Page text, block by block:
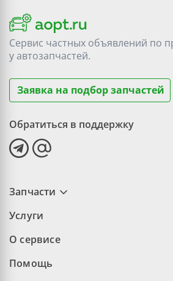
Сервис частных объявлений по
уавтозапчастей.
Заявка на подбор запчастей
Обратиться в поддержку
Запчасти
Услуги
О сервисе
Помощь